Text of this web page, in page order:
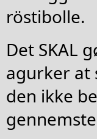
röstibolle.
Det SKAL
agurker at
den ikke